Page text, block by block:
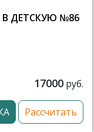
ДЕТСКУЮ №86
17000 руб.
Рассчитать